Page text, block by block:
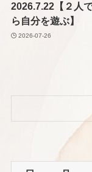
2026.7.22【２人
ら自分を遊ぶ】
2026-07-26